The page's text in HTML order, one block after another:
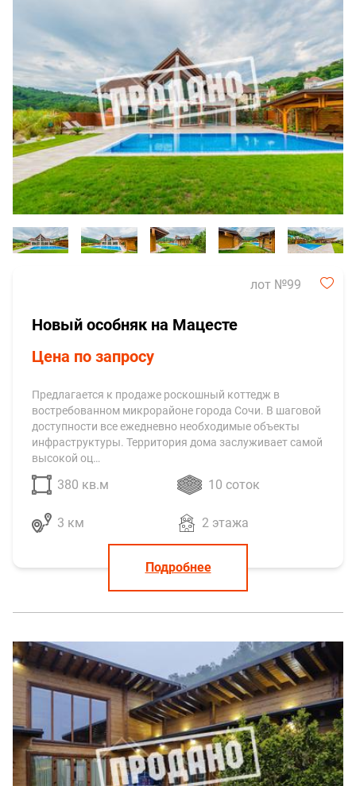
лот №99
Новый особняк на Мацесте
Цена по запросу
Предлагается к продаже роскошный коттедж в
востребованном микрорайоне города Сочи. В шаговой
доступности все ежедневно необходимые объекты
инфраструктуры. Территория дома заслуживает самой
высокой оц…
380 кв.м 10 соток
3 км 2 этажа
Подробнее